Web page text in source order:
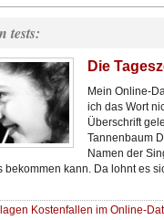
tests:
Die
Mein Online-
ich das Wort
Überschrift
Tannenbaum
Namen der
bekommen kann. Da lohnt es
Kostenfallen im Online-